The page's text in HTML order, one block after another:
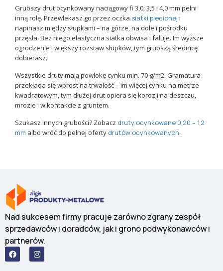
Grubszy drut ocynkowany naciągowy fi 3,0; 3,5 i 4,0 mm pełni
inną rolę. Przewlekasz go przez oczkasiatki plecionej i
napinasz między słupkami – na górze, na dole i pośrodku
przęsła. Bez niego elastyczna siatka obwisa i faluje. Im wyższe
ogrodzenie i większy rozstaw słupków, tym grubszą średnicę
dobierasz.
Wszystkie druty mają powłokę cynku min. 70 g/m2. Gramatura
przekłada się wprost na trwałość – im więcej cynku na metrze
kwadratowym, tym dłużej drut opiera się korozji na deszczu,
mrozie i w kontakcie z gruntem.
Szukasz innych grubości? Zobacz druty ocynkowane 0,20 – 1,2
mm albo wróć do pełnej oferty drutów ocynkowanych.
Nad sukcesem firmy pracuje zarówno zgrany zespół
sprzedawców i doradców, jak i grono podwykonawców i
partnerów.
F
a
c
I
n
s